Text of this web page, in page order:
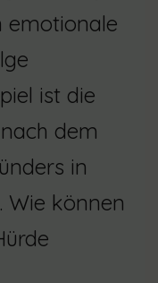
emotionale
ist die
dem
in
Wie können